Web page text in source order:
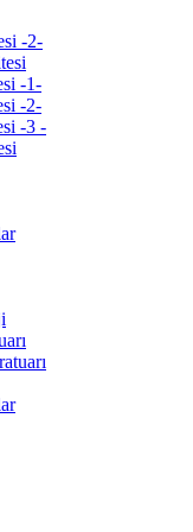
-2-
-1-
-2-
-3 -